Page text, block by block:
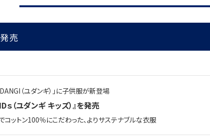
売
（ユダンギ）」に子供服が新登場
（ユダンギ キッズ）』を発売
コットン100％にこだわった、よりサステナブルな衣服